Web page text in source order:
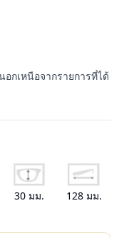
อกเหนือจากรายการที่ได้
30มม. 128มม.